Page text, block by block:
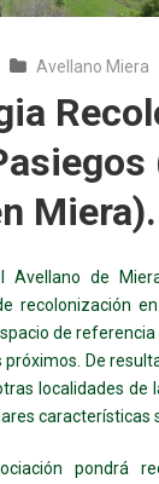
Avellano Miera
Miera).
Avellano de
recolonización
de referencia
próximos. De
localidades de
características
pondrá